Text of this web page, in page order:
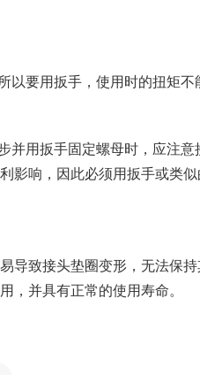
要用扳手，使用时的扭矩不
用扳手固定螺母时，应注意
影响，因此必须用扳手或类
致接头垫圈变形，无法保持
，并具有正常的使用寿命。